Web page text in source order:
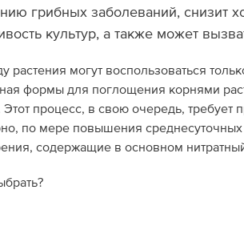
грибных заболеваний, снизит
культур, а также может
растения могут воспользоваться
формы для поглощения корнями
процесс, в свою очередь, требует
по мере повышения среднесуточных
содержащие в основном